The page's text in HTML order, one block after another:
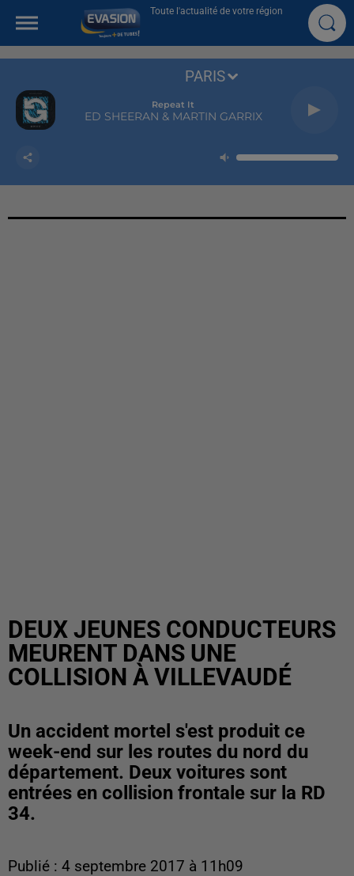
Toute l'actualité de votre région
Repeat It
ED SHEERAN & MARTIN GARRIX
PARIS
DEUX JEUNES CONDUCTEURS
MEURENT DANS UNE
COLLISION À VILLEVAUDÉ
Un accident mortel s'est produit ce
week-end sur les routes du nord du
département. Deux voitures sont
entrées en collision frontale sur la RD
34.
Publié : 4 septembre 2017 à 11h09